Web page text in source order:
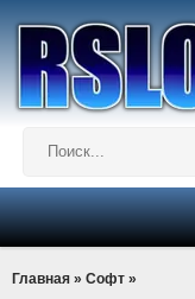
Главная » Софт »